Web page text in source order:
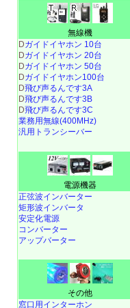
無線機
Dガイドイヤホン 10台
Dガイドイヤホン 20台
Dガイドイヤホン 50台
Dガイドイヤホン100台
D飛び声るんです3A
D飛び声るんです3B
D飛び声るんです3C
業務用無線(400MHz)
汎用トランシーバー
電源機器
正弦波インバーター
矩形波インバータ
安定化電源
コンバーター
アップバーター
その他
窓口用インターホン